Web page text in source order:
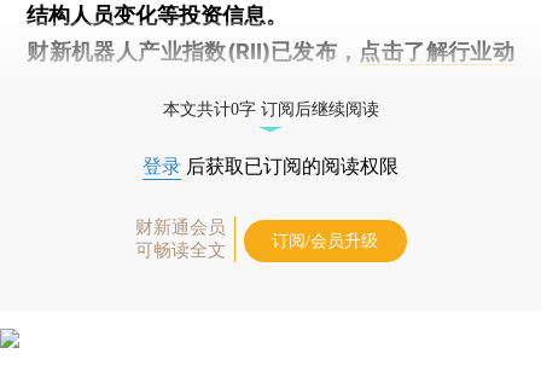
结构人员变化等投资信息。
财新机器人产业指数(RII)已发布， 点击了解行业动
本文共计0字 订阅后继续阅读
登录 后获取已订阅的阅读权限
财新通会员
可畅读全文
订阅/会员升级